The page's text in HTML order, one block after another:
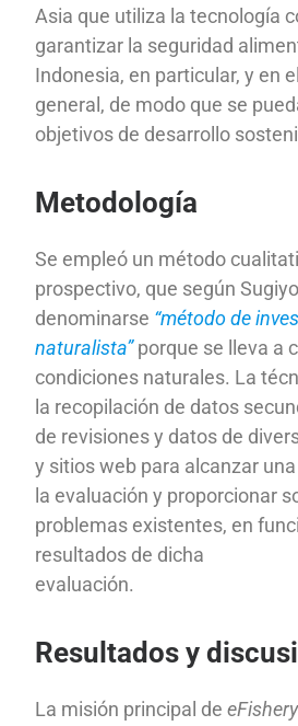
Asia que utiliza la tecnología
garantizar la seguridad
Indonesia, en particular, y en
general, de modo que se
objetivos de desarrollo
Metodología
Se empleó un método
prospectivo, que según
denominarse “método de
naturalista”porque se lleva a
condiciones naturales. La
la recopilación de datos
de revisiones y datos de
y sitios web para alcanzar
la evaluación y proporcionar
problemas existentes, en
resultados de dicha
evaluación.
Resultados y
La misión principal deeFishery